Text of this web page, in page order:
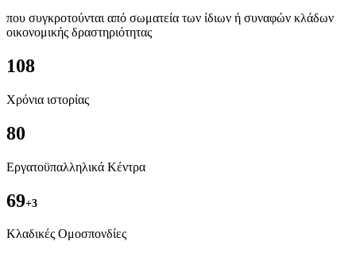
που συγκροτούνται από σωματεία των ίδιων ή συναφών κλάδων
οικονομικής δραστηριότητας
108
Χρόνια ιστορίας
80
Εργατοϋπαλληλικά Κέντρα
69+3
Kλαδικές Ομοσπονδίες